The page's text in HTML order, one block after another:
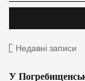
Недавні записи
У